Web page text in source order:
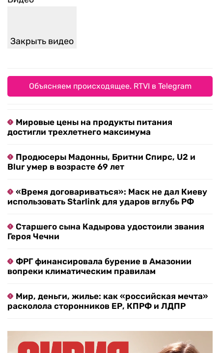
Закрыть видео
Объясняем происходящее. RTVI в Telegram
Мировые цены на продукты питания
достигли трехлетнего максимума
Продюсеры Мадонны, Бритни Спирс, U2 и
Blur умер в возрасте 69 лет
«Время договариваться»: Маск не дал Киеву
использовать Starlink для ударов вглубь РФ
Старшего сына Кадырова удостоили звания
Героя Чечни
ФРГ финансировала бурение в Амазонии
вопреки климатическим правилам
Мир, деньги, жилье: как «российская мечта»
расколола сторонников ЕР, КПРФ и ЛДПР